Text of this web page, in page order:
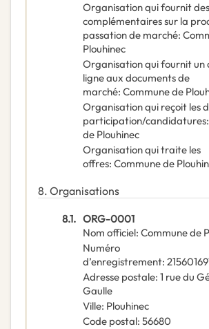
Organisation qui fournit
complémentaires sur la
passation de marché:
Plouhinec
Organisation qui fournit un
ligne aux documents de
marché: Commune de
Organisation qui reçoit les
participation/candidatures:
de Plouhinec
Organisation qui traite les
offres: Commune de
8. Organisations
8.1. ORG-0001
Nom officiel: Commune de
Numéro
d’enregistrement:
Adresse postale: 1 rue du
Gaulle
Ville: Plouhinec
Code postal: 56680